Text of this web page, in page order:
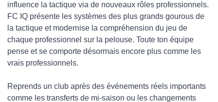
influence la tactique via de nouveaux rôles professionnels.
FC IQ présente les systèmes des plus grands gourous de
la tactique et modernise la compréhension du jeu de
chaque professionnel sur la pelouse. Toute ton équipe
pense et se comporte désormais encore plus comme les
vrais professionnels.
Reprends un club après des événements réels importants
comme les transferts de mi-saison ou les changements